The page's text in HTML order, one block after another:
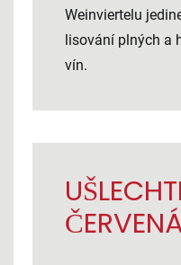
Weinviertelu
lisování plných a
vín.